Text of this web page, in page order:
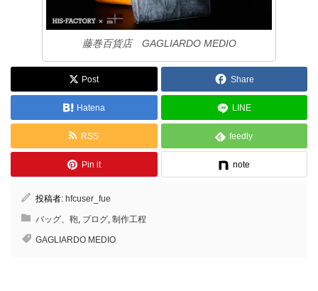
藤巻百貨店 GAGLIARDO MEDIO
Post Share
Hatena LINE
RSS feedly
Pin it note
投稿者: hfcuser_fue
バッグ、鞄, ブログ, 制作工程
GAGLIARDO MEDIO